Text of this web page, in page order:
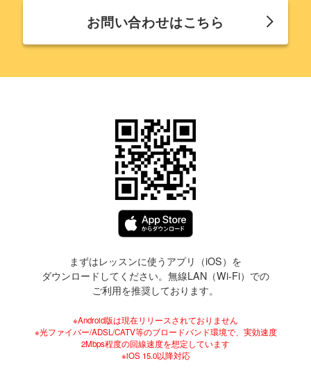
お問い合わせはこちら
まずはレッスンに使うアプリ（iOS）を
ダウンロードしてください。無線LAN（Wi-Fi）での
ご利用を推奨しております。
※Android版は現在リリースされておりません
※光ファイバー/ADSL/CATV等のブロードバンド環境で、実効速度
2Mbps程度の回線速度を想定しています
※iOS 15.0以降対応